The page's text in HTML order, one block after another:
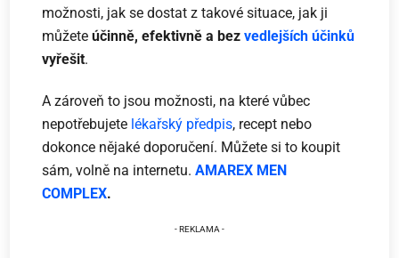
možnosti, jak se dostat z takové situace, jak ji
můžeteúčinně, efektivně a bezvedlejších účinků
vyřešit.
A zároveň to jsou možnosti, na které vůbec
nepotřebujete lékařský předpis, recept nebo
dokonce nějaké doporučení. Můžete si to koupit
sám, volně na internetu.AMAREX MEN
COMPLEX.